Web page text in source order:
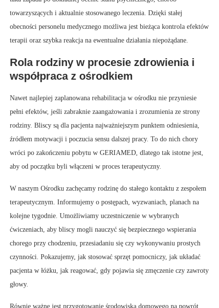
towarzyszących i aktualnie stosowanego leczenia. Dzięki stałej
obecności personelu medycznego możliwa jest bieżąca kontrola efektów
terapii oraz szybka reakcja na ewentualne działania niepożądane.
Rola rodziny w procesie zdrowienia i
współpraca z ośrodkiem
Nawet najlepiej zaplanowana rehabilitacja w ośrodku nie przyniesie
pełni efektów, jeśli zabraknie zaangażowania i zrozumienia ze strony
rodziny. Bliscy są dla pacjenta najważniejszym punktem odniesienia,
źródłem motywacji i poczucia sensu dalszej pracy. To do nich chory
wróci po zakończeniu pobytu w GERIAMED, dlatego tak istotne jest,
aby od początku byli włączeni w proces terapeutyczny.
W naszym Ośrodku zachęcamy rodzinę do stałego kontaktu z zespołem
terapeutycznym. Informujemy o postępach, wyzwaniach, planach na
kolejne tygodnie. Umożliwiamy uczestniczenie w wybranych
ćwiczeniach, aby bliscy mogli nauczyć się bezpiecznego wspierania
chorego przy chodzeniu, przesiadaniu się czy wykonywaniu prostych
czynności. Pokazujemy, jak stosować sprzęt pomocniczy, jak układać
pacjenta w łóżku, jak reagować, gdy pojawia się zmęczenie czy zawroty
głowy.
Równie ważne jest przygotowanie środowiska domowego na powrót